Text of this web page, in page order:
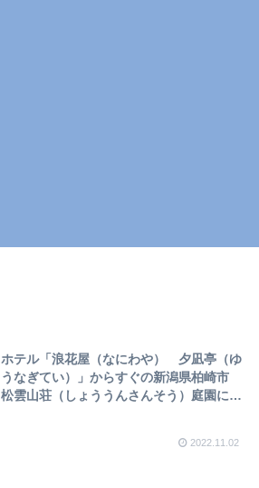
ホテル「浪花屋（なにわや） 夕凪亭（ゆ
うなぎてい）」からすぐの新潟県柏崎市
松雲山荘（しょううんさんそう）庭園に紅
2022.11.02